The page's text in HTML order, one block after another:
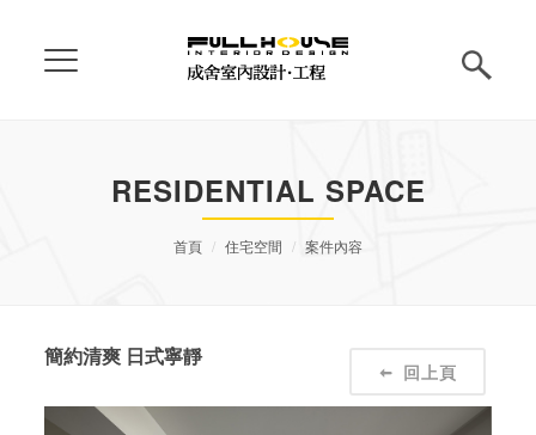
RESIDENTIAL SPACE
首頁 住宅空間 案件內容
簡約清爽 日式寧靜
回上頁